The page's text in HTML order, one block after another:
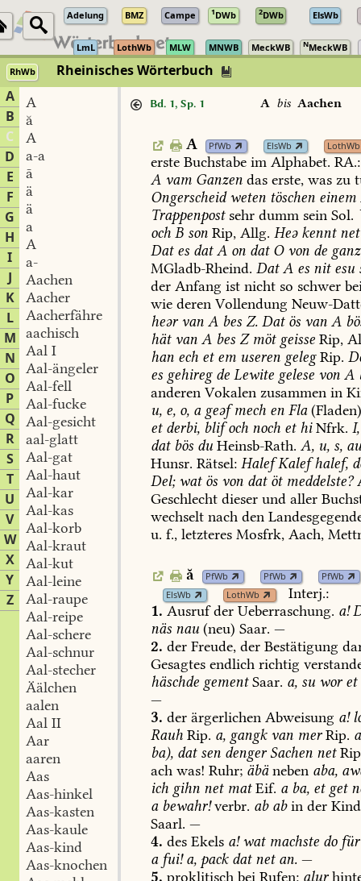
Adelung BMZ Campe 1DWb 2DWb ElsWb
LmL LothWb MLW MNWB MeckWB NMeckWB
RhWb
Rheinisches Wörterbuch
A
B
C
D
E
F
G
H
I
J
K
L
M
N
O
P
Q
R
S
T
U
V
W
X
Y
Z
A
ă
A
a-a
ā
ä
ä
a
A
a-
Aachen
Aacher
Aacherfähre
aachisch
Aal I
Aal-ängeler
Aal-fell
Aal-fucke
Aal-gesicht
aal-glatt
Aal-gat
Aal-haut
Aal-kar
Aal-kas
Aal-korb
Aal-kraut
Aal-kut
Aal-leine
Aal-raupe
Aal-reipe
Aal-schere
Aal-schnur
Aal-stecher
Äälchen
aalen
Aal II
Aar
aaren
Aas
Aas-hinkel
Aas-kasten
Aas-kaule
Aas-kind
Aas-knochen
Bd. 1, Sp. 1 A bis Aachen
A PfWb ElsWb LothWb
erste Buchstabe im Alphabet. RA.:
A vam Ganzen das erste, was zu
Ongerscheidweten töschen einem
Trappenpostsehr dumm sein Sol.
och B son Rip, Allg. Heəkenntnet
Dates datA on datOvon de
MGladb-Rheind. DatA es nitesu
der Anfang ist nicht so schwer
wie deren Vollendung Neuw-
heərvan A bes Z. Datös van A
hätvan A bes Zmötgeisse Rip,
han ech etem useren gelegRip.
es gehiregde Lewite gelese von A
anderen Vokalen zusammen in
u, e, o, ageəfmech en Fla
etderbi, blifoch noch ethiNfrk. I,
datbös du Heinsb-Rath. A, u, s,
Hunsr. Rätsel: HalefKalefhalef,
Del;watös von datötmeddelste?
Geschlecht dieser und aller
wechselt nach den
u. f., letzteres Mosfrk, Aach,
ă PfWb PfWb
PfWb
ElsWb
LothWb
Interj.:
1. Ausrufder Ueberraschung. a!
näs nau (neu) Saar. —
2. der Freude, der Bestätigung
Gesagtes endlich richtig
häschde gementSaar. a, su woret
—
3. der ärgerlichen Abweisung a!
Rauh Rip. a, gangkvan merRip. a
ba), datsen dengerSachen net
ach was! Ruhr; äbäneben aba,
ich gihn netmatEif. aba, etget
abewahr!verbr. ababin der
Saarl. —
4. des Ekels a!watmachste dofür
afui!a, packdatnetan. —
5. proklitisch bei Rufen: alur